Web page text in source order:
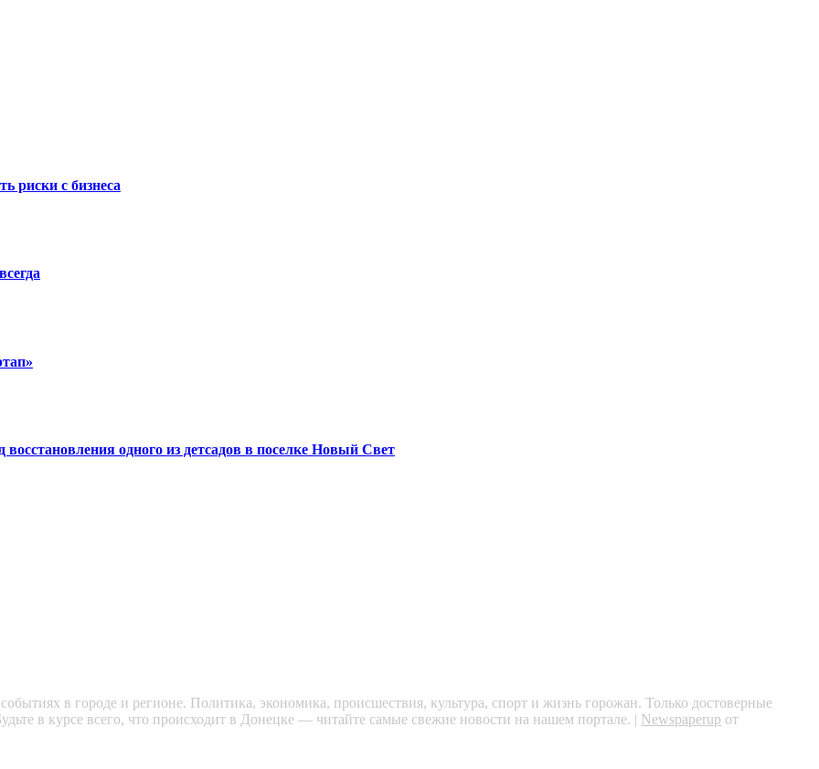
риски с бизнеса
одного из детсадов в поселке Новый Свет
в городе и регионе. Политика, экономика, происшествия, культура, спорт и жизнь горожан. Только достоверные
в курсе всего, что происходит в Донецке — читайте самые свежие новости на нашем портале. | Newspaperup от